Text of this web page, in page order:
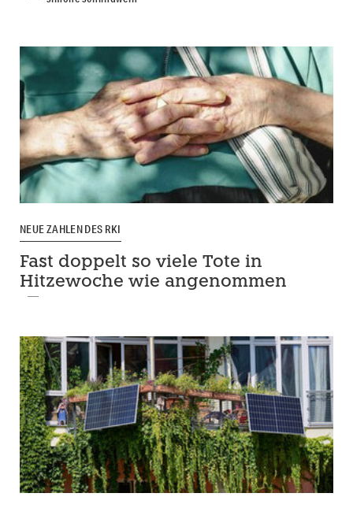
NEUE ZAHLEN DES RKI
Fast doppelt so viele Tote in
Hitzewoche wie angenommen